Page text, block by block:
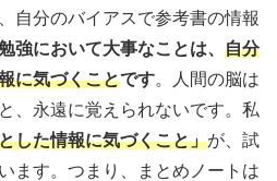
自分のバイアスで参考書の情報
強において大事なことは、 自分
に気づくことです。人間の脳は
、永遠に覚えられないです。私
した情報に気づくこと」が、試
ます。つまり、まとめノートは